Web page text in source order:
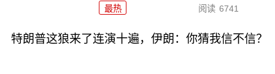
最热 阅读 6741
特朗普这狼来了连演十遍，伊朗：你猜我信不信？